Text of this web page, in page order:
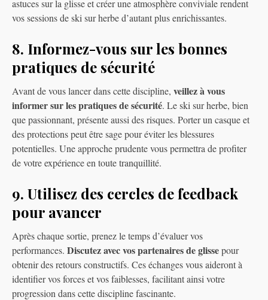
astuces sur la glisse et créer une atmosphère conviviale rendent
vos sessions de ski sur herbe d’autant plus enrichissantes.
8. Informez-vous sur les bonnes
pratiques de sécurité
Avant de vous lancer dans cette discipline, veillez à vous
informer sur les pratiques de sécurité. Le ski sur herbe, bien
que passionnant, présente aussi des risques. Porter un casque et
des protections peut être sage pour éviter les blessures
potentielles. Une approche prudente vous permettra de profiter
de votre expérience en toute tranquillité.
9. Utilisez des cercles de feedback
pour avancer
Après chaque sortie, prenez le temps d’évaluer vos
performances. Discutez avec vos partenaires de glissepour
obtenir des retours constructifs. Ces échanges vous aideront à
identifier vos forces et vos faiblesses, facilitant ainsi votre
progression dans cette discipline fascinante.